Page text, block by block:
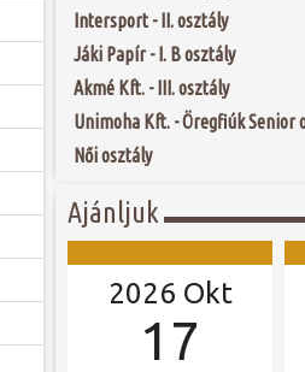
Intersport - II. osztály
Jáki Papír - I. B osztály
Akmé Kft. - III. osztály
Unimoha Kft. - Öregfiúk Senior
Női osztály
Ajánljuk
2026 Okt
17